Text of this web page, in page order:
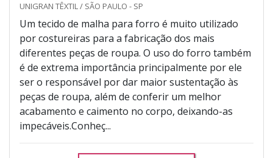
UNIGRAN TÊXTIL / SÃO PAULO - SP
Um tecido de malha para forro é muito utilizado
por costureiras para a fabricação dos mais
diferentes peças de roupa. O uso do forro também
é de extrema importância principalmente por ele
ser o responsável por dar maior sustentação às
peças de roupa, além de conferir um melhor
acabamento e caimento no corpo, deixando-as
impecáveis.Conheç...